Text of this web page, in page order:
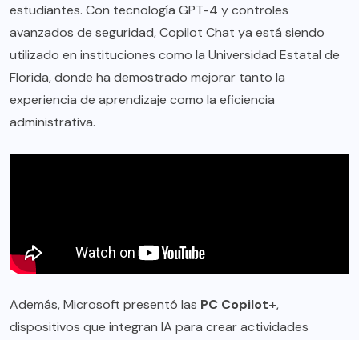
estudiantes. Con tecnología GPT-4 y controles
avanzados de seguridad, Copilot Chat ya está siendo
utilizado en instituciones como la Universidad Estatal de
Florida, donde ha demostrado mejorar tanto la
experiencia de aprendizaje como la eficiencia
administrativa.
Además, Microsoft presentó las PC Copilot+,
dispositivos que integran IA para crear actividades